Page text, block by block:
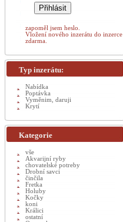
zapoměl jsem heslo.
Vložení nového inzerátu do inzerce
zdarma.
Typ inzerátu:
Nabídka
Poptávka
Vyměnim, daruji
Krytí
Kategorie
vše
Akvarijní ryby
chovatelské potreby
Drobní savci
činčila
Fretka
Holuby
Kočky
koni
Králici
ostatní